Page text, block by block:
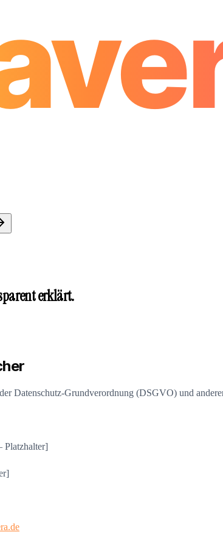
erklärt.
Datenschutz-Grundverordnung (DSGVO) und
Platzhalter]